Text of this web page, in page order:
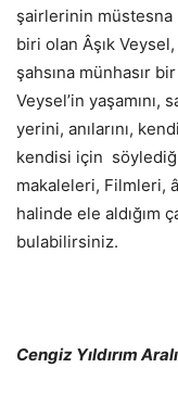
şairlerinin
biri olan Âşık
şahsına münhasır
Veysel’in yaşamını,
yerini, anılarını,
kendisi için söylediği
makaleleri, Filmleri,
halinde ele aldığım
bulabilirsiniz.
Cengiz Yıldırım